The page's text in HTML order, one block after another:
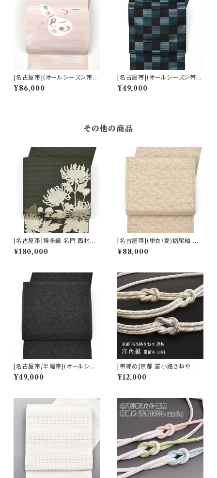
[名古屋帯](オールシーズン帯)
博多織 協和織工場 謹製 瓢箪
吉祥文 八寸帯 正絹 日本製(商
¥86,000
[名古屋帯](オールシーズン帯)
博多織 協和織工場 謹製 八寸帯
正絹 日本製(商品番号:22491)
¥49,000
その他の商品
[名古屋帯]博多織 名門 西村織
物 謹製 花むすび 12枚朱子 寿
菊 八寸帯 正絹 日本製(商品番
¥180,000
[名古屋帯](単衣/夏)栃尾紬 天
然柿渋染め 変わり透け紬 九寸
帯 正絹 日本製(商品番号:2250
¥88,000
[名古屋帯/半幅帯](オールシー
ズン)西陣織機屋 謹製 墨黒 華
装飾文様 九寸帯 正絹 日本製
¥49,000
[帯締め]京都 富小路きねや 謹
製 洋角組 正絹 日本製 (商品番
号:14755)
¥12,000